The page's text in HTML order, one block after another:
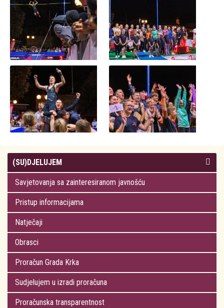
(SU)DJELUJEM
Savjetovanja sa zainteresiranom javnošću
Pristup informacijama
Natječaji
Obrasci
Proračun Grada Krka
Sudjelujem u izradi proračuna
Proračunska transparentnost